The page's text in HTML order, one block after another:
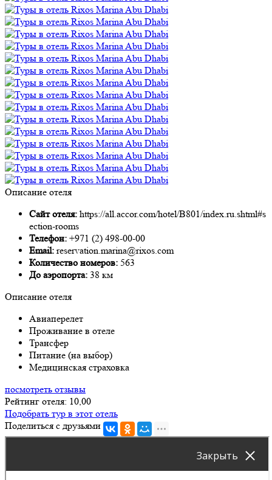
Описание отеля
Сайт отеля: https://all.accor.com/hotel/B801/index.ru.shtml#s
ection-rooms
Телефон: +971 (2) 498-00-00
Email: reservation.marina@rixos.com
Количество номеров: 563
До аэропорта: 38 км
Описание отеля
Авиаперелет
Проживание в отеле
Трансфер
Питание (на выбор)
Медицинская страховка
посмотреть отзывы
Рейтинг отеля: 10,00
Подобрать тур в этот отель
Поделиться с друзьями